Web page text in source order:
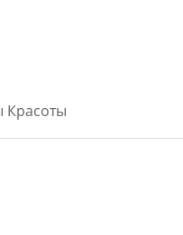
Красоты